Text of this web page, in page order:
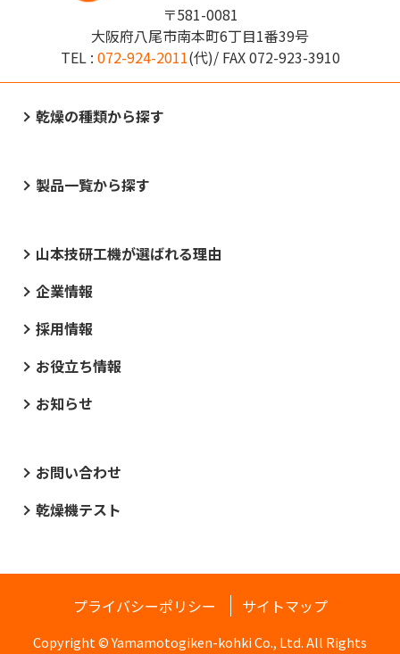
〒581-0081
大阪府八尾市南本町6丁目1番39号
TEL : 072-924-2011(代)/ FAX072-923-3910
乾燥の種類から探す
製品一覧から探す
山本技研工機が選ばれる理由
企業情報
採用情報
お役立ち情報
お知らせ
お問い合わせ
乾燥機テスト
プライバシーポリシー サイトマップ
Copyright © Yamamotogiken-kohki Co., Ltd. All Rights